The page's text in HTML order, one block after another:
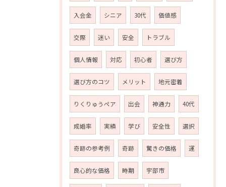
入会金 シニア 30代 価値感
交際 迷い 安全 トラブル
個人情報 対応 初心者 選び方
選び方のコツ メリット 地元密着
りくりゅうペア 出会 神通力 40代
成婚率 実績 学び 安全性 選択
奇跡の参考例 奇跡 驚きの価格 運
良心的な価格 時期 宇部市